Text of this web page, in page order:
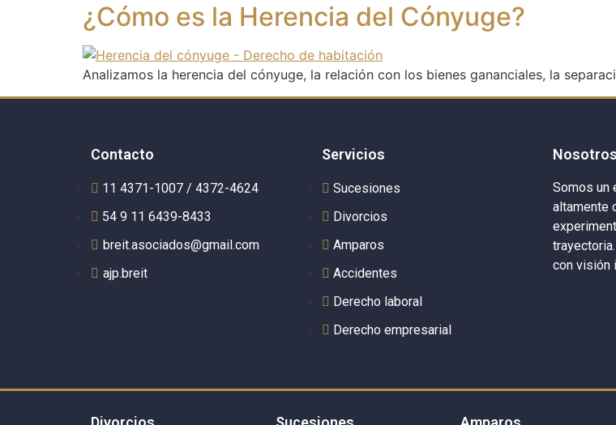
¿Cómo es la Herencia del Cónyuge?
Analizamos la herencia del cónyuge, la relación con los bienes gananciales, la
Contacto
11 4371-1007 / 4372-4624
54 9 11 6439-8433
breit.asociados@gmail.com
ajp.breit
Servicios
Sucesiones
Divorcios
Amparos
Accidentes
Derecho laboral
Derecho empresarial
Nosotros
Somos un
altamente
con visión